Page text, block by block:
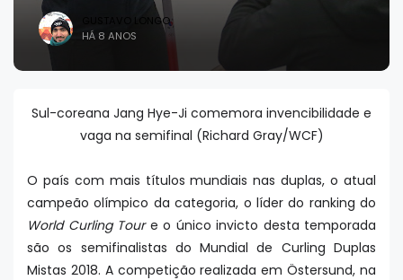
GUSTAVO LONGO
HÁ 8 ANOS
Sul-coreana Jang Hye-Ji comemora invencibilidade e
vaga na semifinal (Richard Gray/WCF)
O país com mais títulos mundiais nas duplas, o atual
campeão olímpico da categoria, o líder do ranking do
World Curling Toure o único invicto desta temporada
são os semifinalistas do Mundial de Curling Duplas
Mistas 2018. A competição realizada em Östersund, na